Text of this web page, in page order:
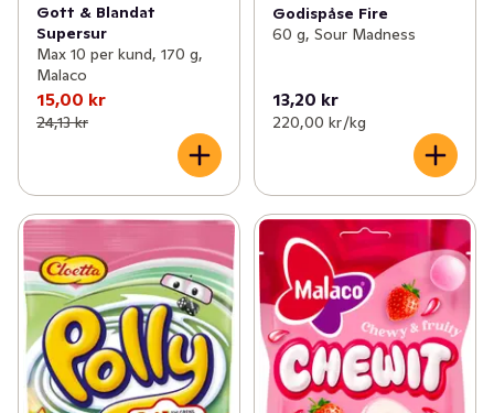
Gott & Blandat
Supersur
Max 10 per kund, 170 g,
Malaco
15,00 kr
24,13 kr
Godispåse Fire
60 g, Sour Madness
13,20 kr
220,00 kr /kg